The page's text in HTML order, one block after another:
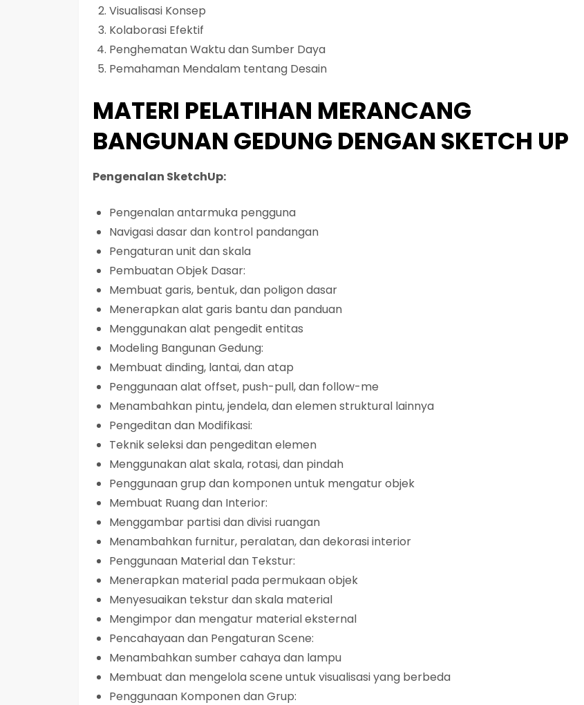
Visualisasi Konsep
Kolaborasi Efektif
Penghematan Waktu dan Sumber Daya
Pemahaman Mendalam tentang Desain
MATERI PELATIHAN MERANCANG
BANGUNAN GEDUNG DENGAN SKETCH UP
Pengenalan SketchUp:
Pengenalan antarmuka pengguna
Navigasi dasar dan kontrol pandangan
Pengaturan unit dan skala
Pembuatan Objek Dasar:
Membuat garis, bentuk, dan poligon dasar
Menerapkan alat garis bantu dan panduan
Menggunakan alat pengedit entitas
Modeling Bangunan Gedung:
Membuat dinding, lantai, dan atap
Penggunaan alat offset, push-pull, dan follow-me
Menambahkan pintu, jendela, dan elemen struktural lainnya
Pengeditan dan Modifikasi:
Teknik seleksi dan pengeditan elemen
Menggunakan alat skala, rotasi, dan pindah
Penggunaan grup dan komponen untuk mengatur objek
Membuat Ruang dan Interior:
Menggambar partisi dan divisi ruangan
Menambahkan furnitur, peralatan, dan dekorasi interior
Penggunaan Material dan Tekstur:
Menerapkan material pada permukaan objek
Menyesuaikan tekstur dan skala material
Mengimpor dan mengatur material eksternal
Pencahayaan dan Pengaturan Scene:
Menambahkan sumber cahaya dan lampu
Membuat dan mengelola scene untuk visualisasi yang berbeda
Penggunaan Komponen dan Grup: